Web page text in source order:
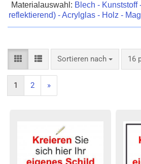
Materialauswahl: Blech - Kunststoff
reflektierend) - Acrylglas - Holz -
Sortieren nach 16
1 2 »